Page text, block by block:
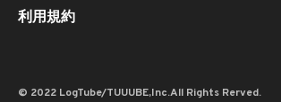
利用規約
© 2022 LogTube/TUUUBE,Inc.All Rights Rerved.